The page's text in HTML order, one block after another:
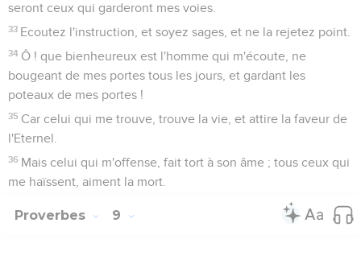
seront ceux qui garderont mes voies.
33 Ecoutez l'instruction, et soyez sages, et ne la rejetez point.
34 Ô ! que bienheureux est l'homme qui m'écoute, ne
bougeant de mes portes tous les jours, et gardant les
poteaux de mes portes !
35 Car celui qui me trouve, trouve la vie, et attire la faveur de
l'Eternel.
36 Mais celui qui m'offense, fait tort à son âme ; tous ceux qui
me haïssent, aiment la mort.
Proverbes 9